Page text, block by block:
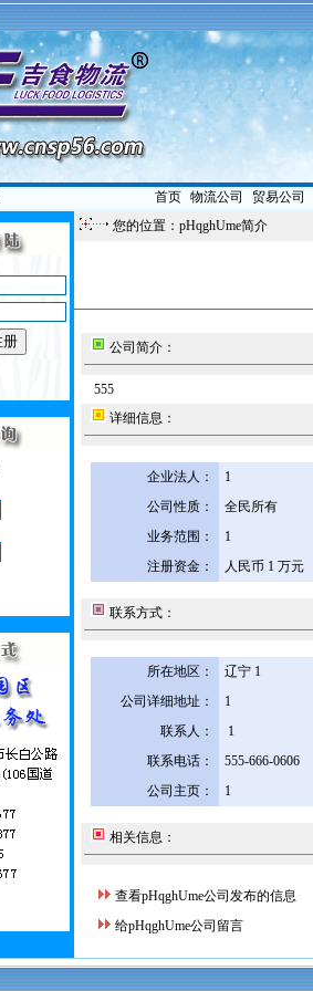
首页| 物流公司 贸易公司
您的位置：pHqghUme简介
公司简介：
555
详细信息：
企业法人：
1
公司性质：
全民所有
业务范围：
1
注册资金：
人民币 1 万元
联系方式：
所在地区： 辽宁 1
公司详细地址：
1
联系人：
1
联系电话：
555-666-0606
公司主页：
1
相关信息：
查看pHqghUme公司发布的信息
给pHqghUme公司留言